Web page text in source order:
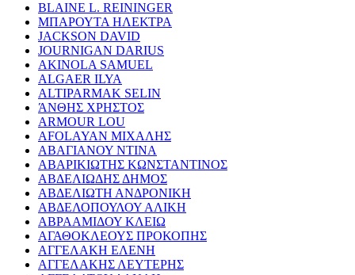
BLAINE L. REININGER
ΜΠΑΡΟΥΤΑ ΗΛΕΚΤΡΑ
JACKSON DAVID
JOURNIGAN DARIUS
AKINOLA SAMUEL
ALGAER ILYA
ALTIPARMAK SELIN
ΆΝΘΗΣ ΧΡΗΣΤΟΣ
ARMOUR LOU
AFOLAYAN ΜΙΧΑΛΗΣ
ΑΒΑΓΙΑΝΟΥ ΝΤΙΝΑ
ΑΒΑΡΙΚΙΩΤΗΣ ΚΩΝΣΤΑΝΤΙΝΟΣ
ΑΒΔΕΛΙΩΔΗΣ ΔΗΜΟΣ
ΑΒΔΕΛΙΩΤΗ ΑΝΔΡΟΝΙΚΗ
ΑΒΔΕΛΟΠΟΥΛΟΥ ΑΛΙΚΗ
ΑΒΡΑΑΜΙΔΟΥ ΚΛΕΙΩ
ΑΓΑΘΟΚΛΕΟΥΣ ΠΡΟΚΟΠΗΣ
ΑΓΓΕΛΑΚΗ ΕΛΕΝΗ
ΑΓΓΕΛΑΚΗΣ ΛΕΥΤΕΡΗΣ